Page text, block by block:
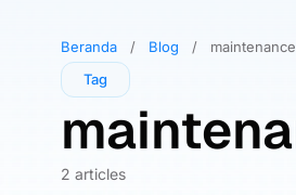
Beranda / Blog /
Tag
2 articles